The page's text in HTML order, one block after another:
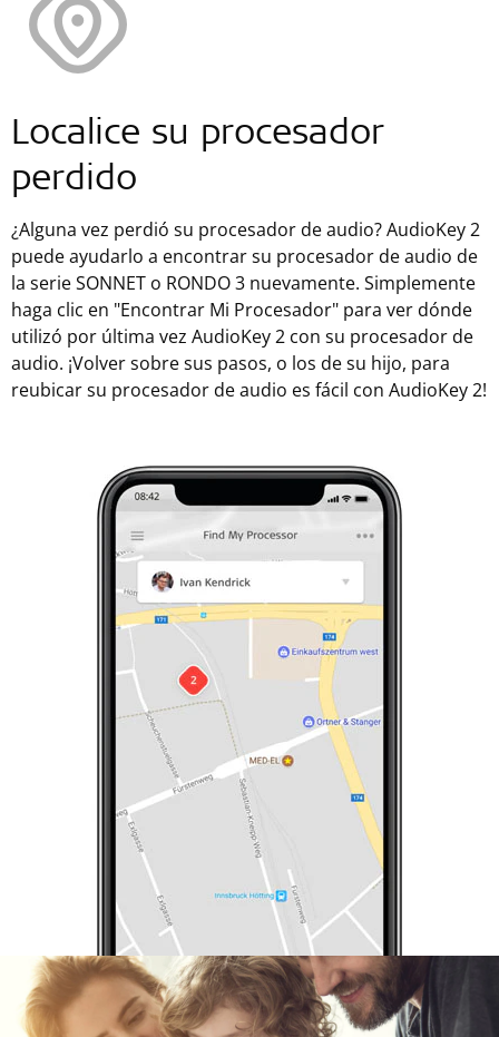
Localice su procesador
perdido
¿Alguna vez perdió su procesador de audio? AudioKey 2 ​​
puede ayudarlo a encontrar su procesador de audio de
la serie SONNET o RONDO 3 nuevamente. Simplemente
haga clic en "Encontrar Mi Procesador" para ver dónde
utilizó por última vez AudioKey 2 con su procesador de
audio. ¡Volver sobre sus pasos, o los de su hijo, para
reubicar su procesador de audio es fácil con AudioKey 2!